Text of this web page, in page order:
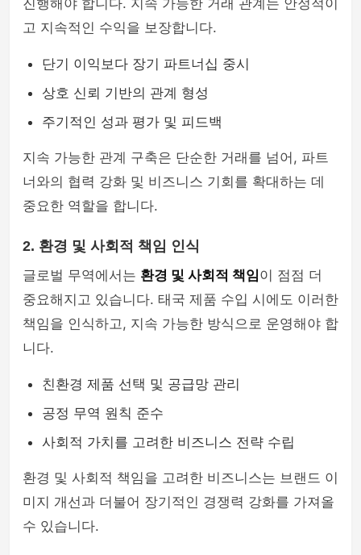
진행해야 합니다. 지속 가능한 거래 관계는 안정적이
고 지속적인 수익을 보장합니다.
단기 이익보다 장기 파트너십 중시
상호 신뢰 기반의 관계 형성
주기적인 성과 평가 및 피드백
지속 가능한 관계 구축은 단순한 거래를 넘어, 파트
너와의 협력 강화 및 비즈니스 기회를 확대하는 데
중요한 역할을 합니다.
2. 환경 및 사회적 책임 인식
글로벌 무역에서는 환경 및 사회적 책임이 점점 더
중요해지고 있습니다. 태국 제품 수입 시에도 이러한
책임을 인식하고, 지속 가능한 방식으로 운영해야 합
니다.
친환경 제품 선택 및 공급망 관리
공정 무역 원칙 준수
사회적 가치를 고려한 비즈니스 전략 수립
환경 및 사회적 책임을 고려한 비즈니스는 브랜드 이
미지 개선과 더불어 장기적인 경쟁력 강화를 가져올
수 있습니다.